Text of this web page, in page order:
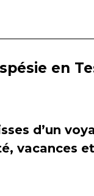
en
d’un
vacances